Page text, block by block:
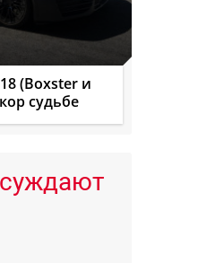
(Boxster и
судьбе